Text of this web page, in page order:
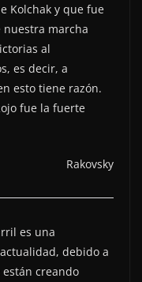
Kolchak y que fue
marcha
al
es decir, a
esto tiene razón.
fue la fuerte
Rakovsky
es una
debido a
creando